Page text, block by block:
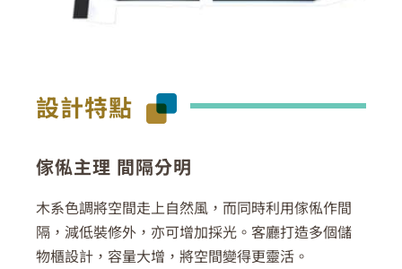
設計特點
傢俬主理 間隔分明
木系色調將空間走上自然風，而同時利用傢俬作間
隔，減低裝修外，亦可增加採光。客廳打造多個儲
物櫃設計，容量大增，將空間變得更靈活。